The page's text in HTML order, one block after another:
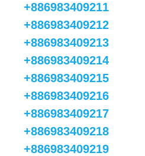
+886983409211
+886983409212
+886983409213
+886983409214
+886983409215
+886983409216
+886983409217
+886983409218
+886983409219